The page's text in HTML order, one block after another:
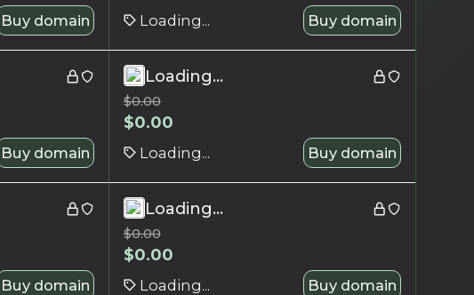
Buy domain Loading... Buy domain
Buy domain
Loading...
$0.00
$0.00
Loading... Buy domain
Buy domain
Loading...
$0.00
$0.00
Loading... Buy domain